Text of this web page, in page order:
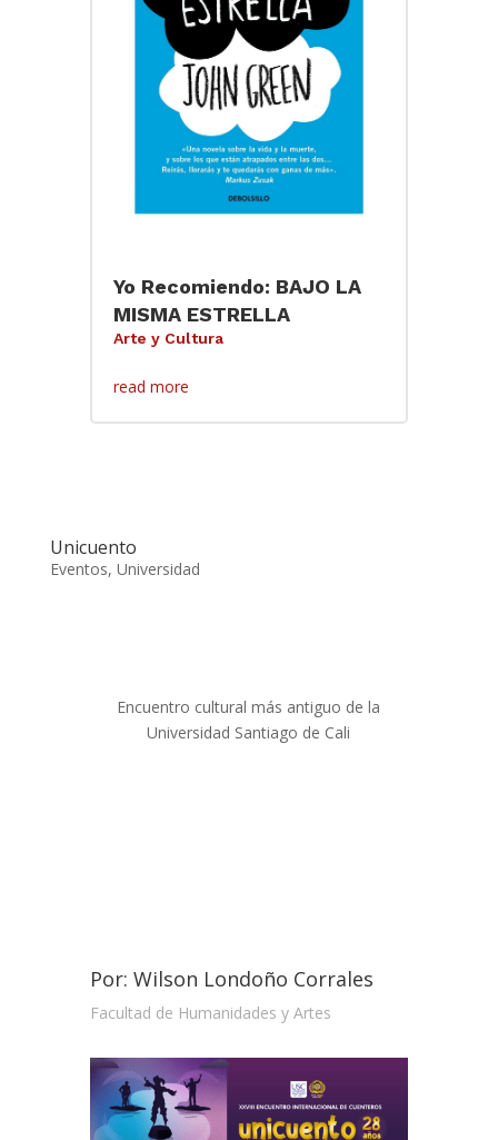
Yo Recomiendo: BAJO LA
MISMA ESTRELLA
Arte y Cultura
read more
Unicuento
Eventos, Universidad
Encuentro cultural más antiguo de la
Universidad Santiago de Cali
Por: Wilson Londoño Corrales
Facultad de Humanidades y Artes